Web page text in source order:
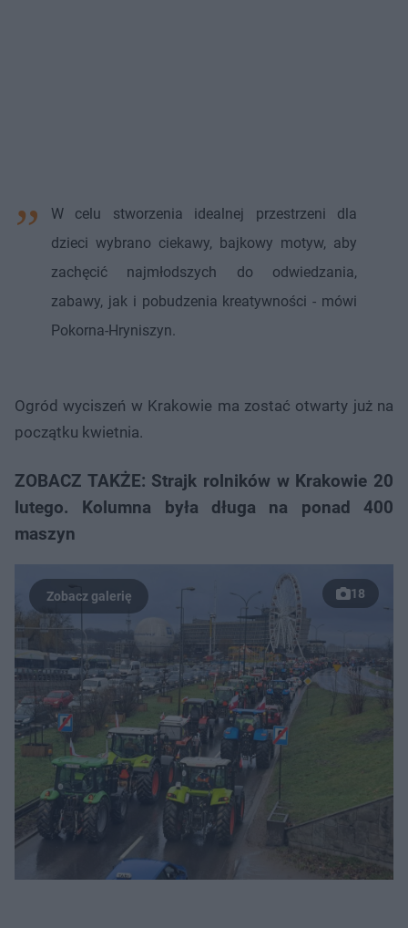
W celu stworzenia idealnej przestrzeni dla
dzieci wybrano ciekawy, bajkowy motyw, aby
zachęcić najmłodszych do odwiedzania,
zabawy, jak i pobudzenia kreatywności - mówi
Pokorna-Hryniszyn.
Ogród wyciszeń w Krakowie ma zostać otwarty już na
początku kwietnia.
ZOBACZ TAKŻE: Strajk rolników w Krakowie 20
lutego. Kolumna była długa na ponad 400
maszyn
18